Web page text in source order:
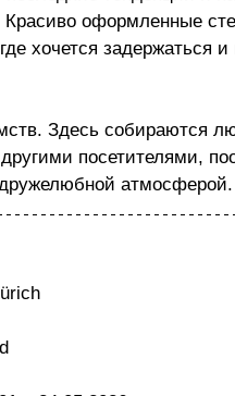
Красиво оформленные
хочется задержаться и
Здесь собираются
посетителями,
атмосферой.